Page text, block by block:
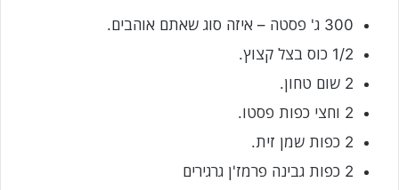
300 ג' פסטה – איזה סוג שאתם אוהבים.
1/2 כוס בצל קצוץ.
2 שום טחון.
2 וחצי כפות פסטו.
2 כפות שמן זית.
2 כפות גבינה פרמז'ן גרגירים